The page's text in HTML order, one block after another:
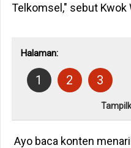
Telkomsel," sebut Kwok
Halaman:
1 2 3
Ayo baca konten